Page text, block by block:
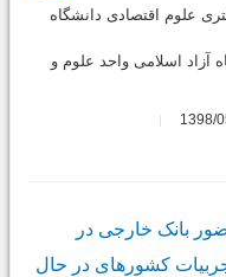
علوم اقتصادی دانشگاه
اسلامی واحد علوم و
بانک خارجی در
کشورهای در حال